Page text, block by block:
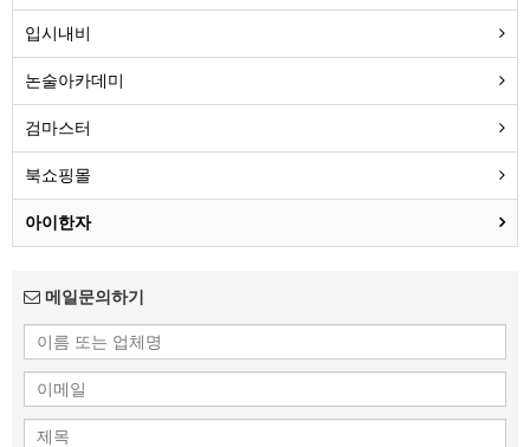
입시내비
논술아카데미
검마스터
북쇼핑몰
아이한자
메일문의하기